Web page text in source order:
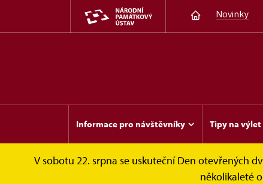
Novinky
Informace pro návštěvníky Tipy na výlet
V sobotu 22. srpna se uskuteční Den otevřených
několikaleté
Invalidovna Zprávy I letos si